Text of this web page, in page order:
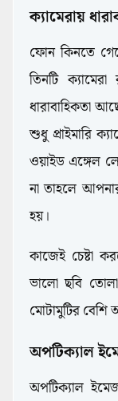
ক্যামেরায়
ফোন কিনতে
তিনটি
ধারাবাহিকতা
শুধু প্রাইমারি
ওয়াইড এঙ্গেল
না তাহলে
হয়।
কাজেই চেষ্টা
ভালো ছবি
মোটামুটির বেশি
অপটিক্যাল
অপটিক্যাল